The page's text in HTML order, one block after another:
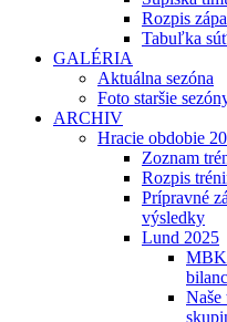
Rozpis
Tabuľka
GALÉRIA
Aktuálna sezóna
Foto staršie
ARCHIV
Hracie obdobie
Zoznam
Rozpis
Prípravné
výsledky
Lund 2025
MBK
Naše